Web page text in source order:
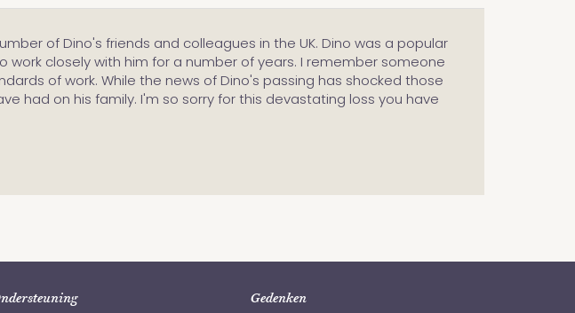
of Dino's friends and colleagues in the UK. Dino was a popular
work closely with him for a number of years. I remember someone
of work. While the news of Dino's passing has shocked those
had on his family. I'm so sorry for this devastating loss you have
Gedenken